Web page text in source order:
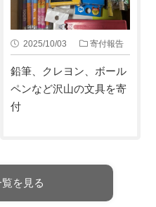
2025/10/03 寄付報告
鉛筆、クレヨン、ボール
ペンなど沢山の文具を寄
付
を見る